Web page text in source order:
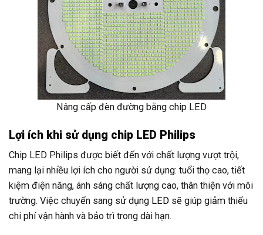
Nâng cấp đèn đường bằng chip LED
Lợi ích khi sử dụng chip LED Philips
Chip LED Philips được biết đến với chất lượng vượt trội,
mang lại nhiều lợi ích cho người sử dụng: tuổi thọ cao, tiết
kiệm điện năng, ánh sáng chất lượng cao, thân thiện với môi
trường. Việc chuyển sang sử dụng LED sẽ giúp giảm thiểu
chi phí vận hành và bảo trì trong dài hạn.